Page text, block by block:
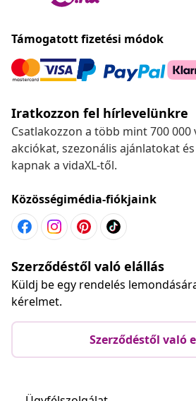
Támogatott fizetési módok
Iratkozzon fel hírlevelünkre
Csatlakozzon a több mint 700
akciókat, szezonális ajánlatokat
kapnak a vidaXL-től.
Közösségimédia-fiókjaink
Szerződéstől való elállás
Küldj be egy rendelés
kérelmet.
Szerződéstől való